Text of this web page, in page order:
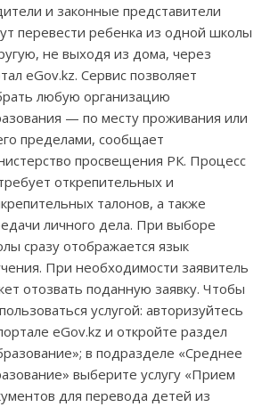
и законные представители
перевести ребенка из одной школы
не выходя из дома, через
eGov.kz. Сервис позволяет
любую организацию
— по месту проживания или
пределами, сообщает
просвещения РК. Процесс
открепительных и
талонов, а также
личного дела. При выборе
сразу отображается язык
При необходимости заявитель
отозвать поданную заявку. Чтобы
услугой: авторизуйтесь
eGov.kz и откройте раздел
в подразделе «Среднее
выберите услугу «Прием
для перевода детей из